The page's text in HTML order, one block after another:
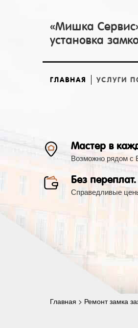
«Мишка
установка
ГЛАВНАЯ УСЛУГИ
Мастер в
Возможно рядом с
Без переплат.
Справедливые
Главная > Ремонт замка